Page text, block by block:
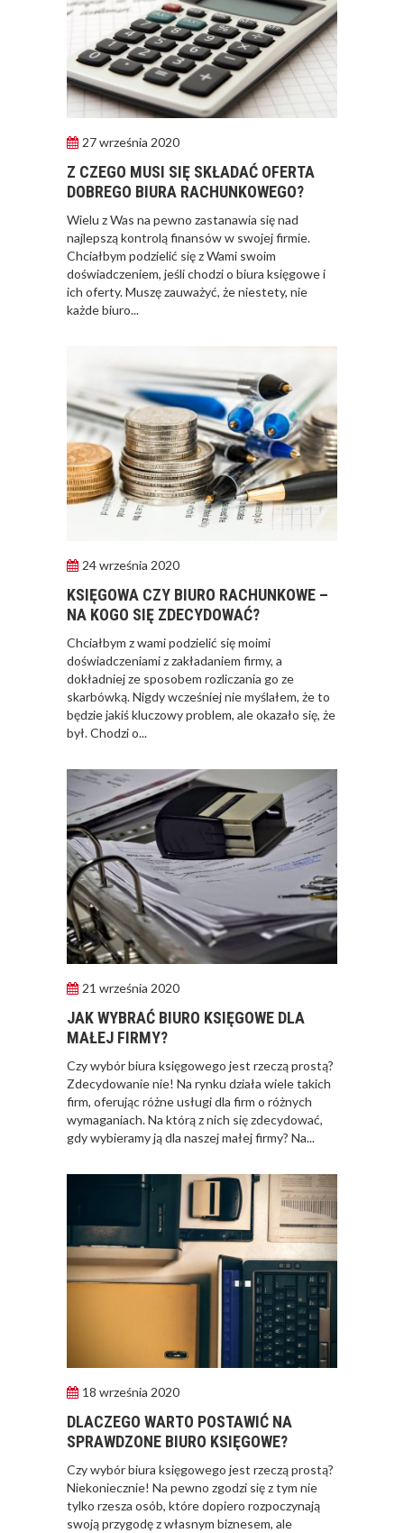
27 września 2020
Z CZEGO MUSI SIĘ SKŁADAĆ OFERTA
DOBREGO BIURA RACHUNKOWEGO?
​ Wielu z Was na pewno zastanawia się nad
najlepszą kontrolą finansów w swojej firmie.
Chciałbym podzielić się z Wami swoim
doświadczeniem, jeśli chodzi o biura księgowe i
ich oferty. Muszę zauważyć, że niestety, nie
każde biuro...
24 września 2020
KSIĘGOWA CZY BIURO RACHUNKOWE –
NA KOGO SIĘ ZDECYDOWAĆ?
​Chciałbym z wami podzielić się moimi
doświadczeniami z zakładaniem firmy, a
dokładniej ze sposobem rozliczania go ze
skarbówką. Nigdy wcześniej nie myślałem, że to
będzie jakiś kluczowy problem, ale okazało się, że
był. Chodzi o...
21 września 2020
JAK WYBRAĆ BIURO KSIĘGOWE DLA
MAŁEJ FIRMY?
​Czy wybór biura księgowego jest rzeczą prostą?
Zdecydowanie nie! Na rynku działa wiele takich
firm, oferując różne usługi dla firm o różnych
wymaganiach. Na którą z nich się zdecydować,
gdy wybieramy ją dla naszej małej firmy? Na...
18 września 2020
DLACZEGO WARTO POSTAWIĆ NA
SPRAWDZONE BIURO KSIĘGOWE?
​Czy wybór biura księgowego jest rzeczą prostą?
Niekoniecznie! Na pewno zgodzi się z tym nie
tylko rzesza osób, które dopiero rozpoczynają
swoją przygodę z własnym biznesem, ale